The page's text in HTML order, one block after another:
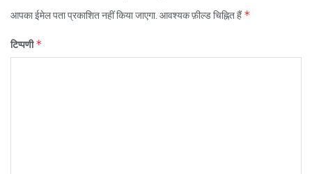
आपका ईमेल पता प्रकाशित नहीं किया जाएगा. आवश्यक फ़ील्ड चिह्नित हैं*
टिप्पणी*